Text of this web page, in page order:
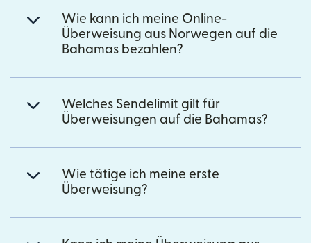
Wie kann ich meine Online-
Überweisung aus Norwegen auf die
Bahamas bezahlen?
Welches Sendelimit gilt für
Überweisungen auf die Bahamas?
Wie tätige ich meine erste
Überweisung?